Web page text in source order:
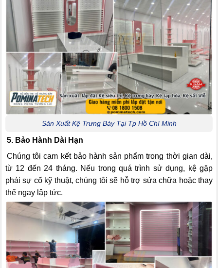
Sản Xuất Kệ Trưng Bày Tại Tp Hồ Chí Minh
5. Bảo Hành Dài Hạn
Chúng tôi cam kết bảo hành sản phẩm trong thời gian dài,
từ 12 đến 24 tháng. Nếu trong quá trình sử dụng, kệ gặp
phải sự cố kỹ thuật, chúng tôi sẽ hỗ trợ sửa chữa hoặc thay
thế ngay lập tức.